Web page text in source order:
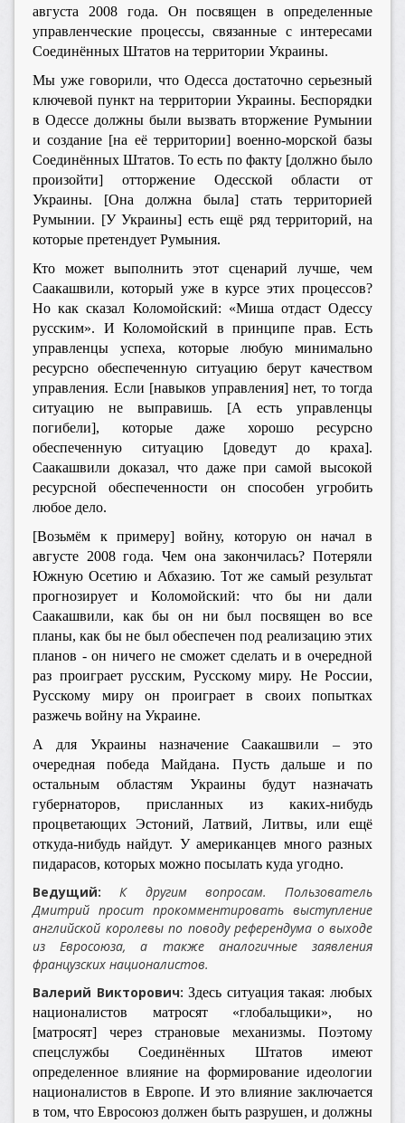
августа 2008 года. Он посвящен в определенные
управленческие процессы, связанные с интересами
Соединённых Штатов на территории Украины.
Мы уже говорили, что Одесса достаточно серьезный
ключевой пункт на территории Украины. Беспорядки
в Одессе должны были вызвать вторжение Румынии
и создание [на её территории] военно-морской базы
Соединённых Штатов. То есть по факту [должно было
произойти] отторжение Одесской области от
Украины. [Она должна была] стать территорией
Румынии. [У Украины] есть ещё ряд территорий, на
которые претендует Румыния.
Кто может выполнить этот сценарий лучше, чем
Саакашвили, который уже в курсе этих процессов?
Но как сказал Коломойский: «Миша отдаст Одессу
русским». И Коломойский в принципе прав. Есть
управленцы успеха, которые любую минимально
ресурсно обеспеченную ситуацию берут качеством
управления. Если [навыков управления] нет, то тогда
ситуацию не выправишь. [А есть управленцы
погибели], которые даже хорошо ресурсно
обеспеченную ситуацию [доведут до краха].
Саакашвили доказал, что даже при самой высокой
ресурсной обеспеченности он способен угробить
любое дело.
[Возьмём к примеру] войну, которую он начал в
августе 2008 года. Чем она закончилась? Потеряли
Южную Осетию и Абхазию. Тот же самый результат
прогнозирует и Коломойский: что бы ни дали
Саакашвили, как бы он ни был посвящен во все
планы, как бы не был обеспечен под реализацию этих
планов - он ничего не сможет сделать и в очередной
раз проиграет русским, Русскому миру. Не России,
Русскому миру он проиграет в своих попытках
разжечь войну на Украине.
А для Украины назначение Саакашвили – это
очередная победа Майдана. Пусть дальше и по
остальным областям Украины будут назначать
губернаторов, присланных из каких-нибудь
процветающих Эстоний, Латвий, Литвы, или ещё
откуда-нибудь найдут. У американцев много разных
пидарасов, которых можно посылать куда угодно.
Ведущий:К другим вопросам.
Пользователь
Дмитрий просит прокомментировать выступление
английской королевы по поводу референдума о выходе
из Евросоюза, а также аналогичные заявления
французских националистов.
Валерий Викторович:Здесь ситуация такая: любых
националистов матросят «глобальщики», но
[матросят] через страновые механизмы. Поэтому
спецслужбы Соединённых Штатов имеют
определенное влияние на формирование идеологии
националистов в Европе. И это влияние заключается
в том, что Евросоюз должен быть разрушен, и должны